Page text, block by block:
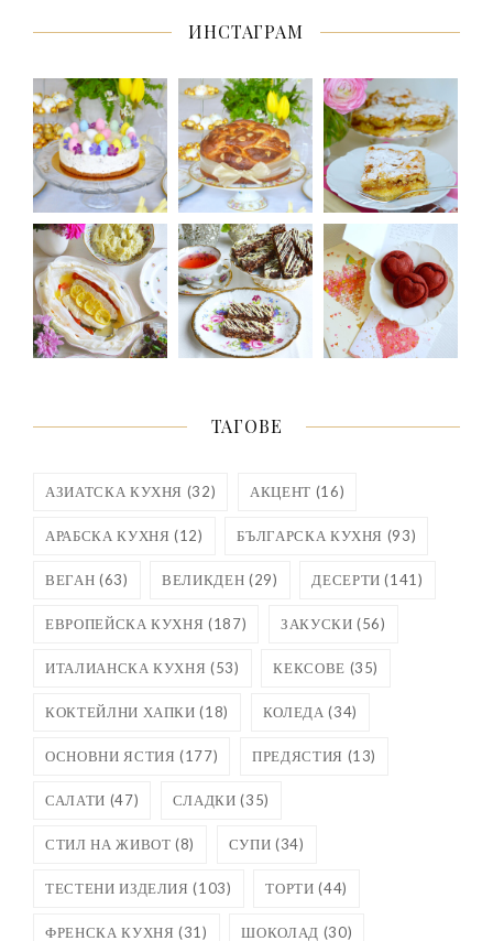
ИНСТАГРАМ
ТАГОВЕ
АЗИАТСКА КУХНЯ (32) АКЦЕНТ (16)
АРАБСКА КУХНЯ (12) БЪЛГАРСКА КУХНЯ (93)
ВЕГАН (63) ВЕЛИКДЕН (29) ДЕСЕРТИ (141)
ЕВРОПЕЙСКА КУХНЯ (187) ЗАКУСКИ (56)
ИТАЛИАНСКА КУХНЯ (53) КЕКСОВЕ (35)
КОКТЕЙЛНИ ХАПКИ (18) КОЛЕДА (34)
ОСНОВНИ ЯСТИЯ (177) ПРЕДЯСТИЯ (13)
САЛАТИ (47) СЛАДКИ (35)
СТИЛ НА ЖИВОТ (8) СУПИ (34)
ТЕСТЕНИ ИЗДЕЛИЯ (103) ТОРТИ (44)
ФРЕНСКА КУХНЯ (31) ШОКОЛАД (30)